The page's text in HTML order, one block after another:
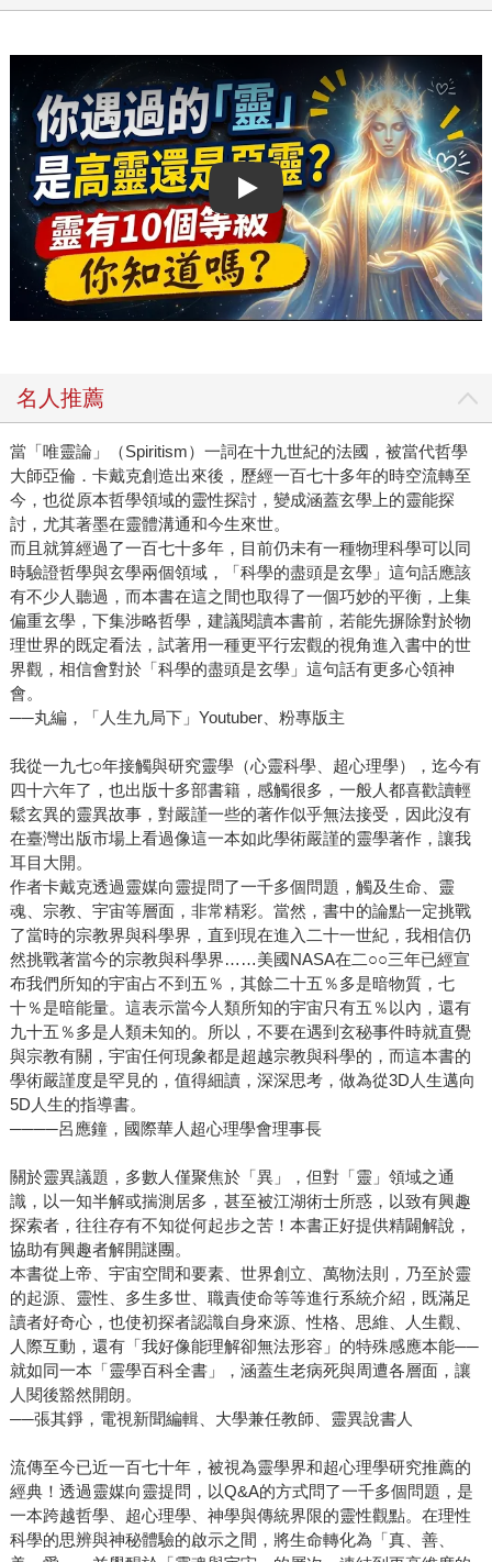
Play video
名人推薦
當「唯靈論」（Spiritism）一詞在十九世紀的法國，被當代哲學
大師亞倫．卡戴克創造出來後，歷經一百七十多年的時空流轉至
今，也從原本哲學領域的靈性探討，變成涵蓋玄學上的靈能探
討，尤其著墨在靈體溝通和今生來世。
而且就算經過了一百七十多年，目前仍未有一種物理科學可以同
時驗證哲學與玄學兩個領域，「科學的盡頭是玄學」這句話應該
有不少人聽過，而本書在這之間也取得了一個巧妙的平衡，上集
偏重玄學，下集涉略哲學，建議閱讀本書前，若能先摒除對於物
理世界的既定看法，試著用一種更平行宏觀的視角進入書中的世
界觀，相信會對於「科學的盡頭是玄學」這句話有更多心領神
會。
──丸編，「人生九局下」Youtuber、粉專版主
我從一九七○年接觸與研究靈學（心靈科學、超心理學），迄今有
四十六年了，也出版十多部書籍，感觸很多，一般人都喜歡讀輕
鬆玄異的靈異故事，對嚴謹一些的著作似乎無法接受，因此沒有
在臺灣出版市場上看過像這一本如此學術嚴謹的靈學著作，讓我
耳目大開。
作者卡戴克透過靈媒向靈提問了一千多個問題，觸及生命、靈
魂、宗教、宇宙等層面，非常精彩。當然，書中的論點一定挑戰
了當時的宗教界與科學界，直到現在進入二十一世紀，我相信仍
然挑戰著當今的宗教與科學界……美國NASA在二○○三年已經宣
布我們所知的宇宙占不到五％，其餘二十五％多是暗物質，七
十％是暗能量。這表示當今人類所知的宇宙只有五％以內，還有
九十五％多是人類未知的。所以，不要在遇到玄秘事件時就直覺
與宗教有關，宇宙任何現象都是超越宗教與科學的，而這本書的
學術嚴謹度是罕見的，值得細讀，深深思考，做為從3D人生邁向
5D人生的指導書。
────呂應鐘，國際華人超心理學會理事長
關於靈異議題，多數人僅聚焦於「異」，但對「靈」領域之通
識，以一知半解或揣測居多，甚至被江湖術士所惑，以致有興趣
探索者，往往存有不知從何起步之苦！本書正好提供精闢解說，
協助有興趣者解開謎團。
本書從上帝、宇宙空間和要素、世界創立、萬物法則，乃至於靈
的起源、靈性、多生多世、職責使命等等進行系統介紹，既滿足
讀者好奇心，也使初探者認識自身來源、性格、思維、人生觀、
人際互動，還有「我好像能理解卻無法形容」的特殊感應本能──
就如同一本「靈學百科全書」，涵蓋生老病死與周遭各層面，讓
人閱後豁然開朗。
──張其錚，電視新聞編輯、大學兼任教師、靈異說書人
流傳至今已近一百七十年，被視為靈學界和超心理學研究推薦的
經典！透過靈媒向靈提問，以Q&A的方式問了一千多個問題，是
一本跨越哲學、超心理學、神學與傳統界限的靈性觀點。在理性
科學的思辨與神秘體驗的啟示之間，將生命轉化為「真、善、